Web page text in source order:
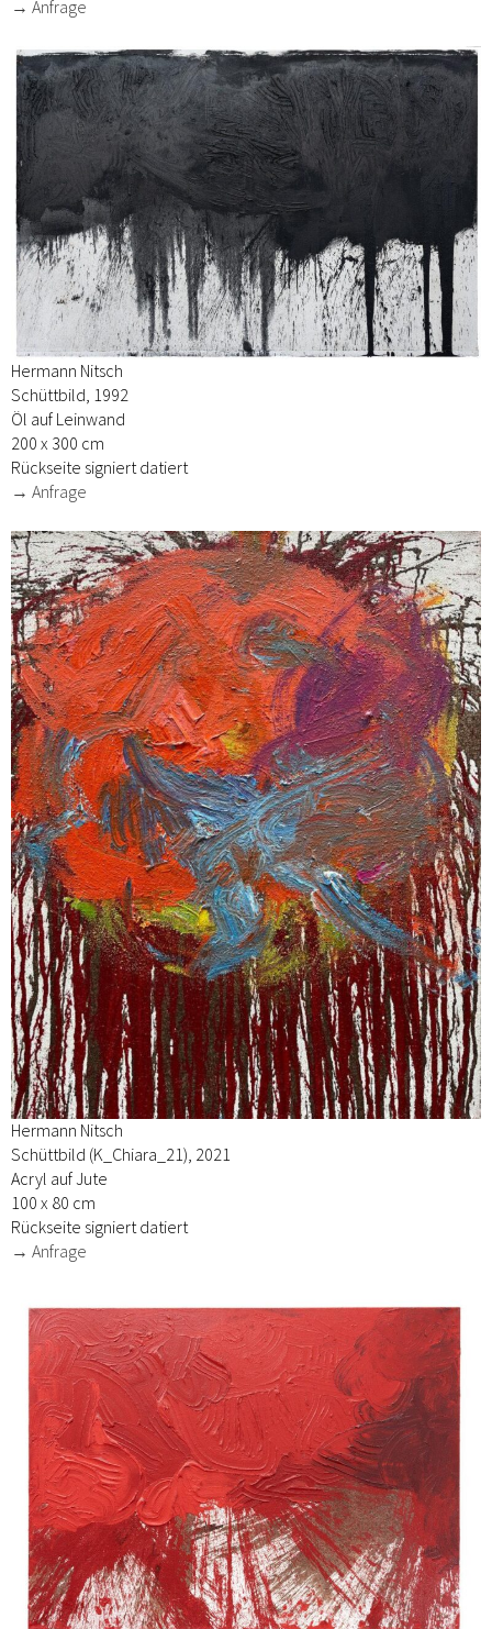
→ Anfrage
Hermann Nitsch
Schüttbild, 1992
Öl auf Leinwand
200 x 300 cm
Rückseite signiert datiert
→ Anfrage
Hermann Nitsch
Schüttbild (K_Chiara_21), 2021
Acryl auf Jute
100 x 80 cm
Rückseite signiert datiert
→ Anfrage